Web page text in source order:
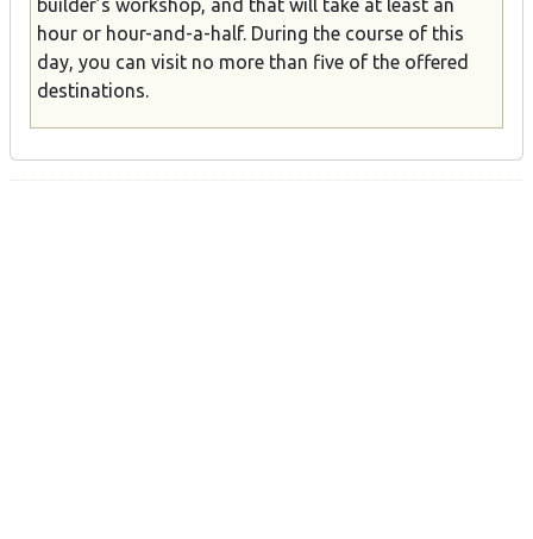
builder’s workshop, and that will take at least an
hour or hour-and-a-half. During the course of this
day, you can visit no more than five of the offered
destinations.